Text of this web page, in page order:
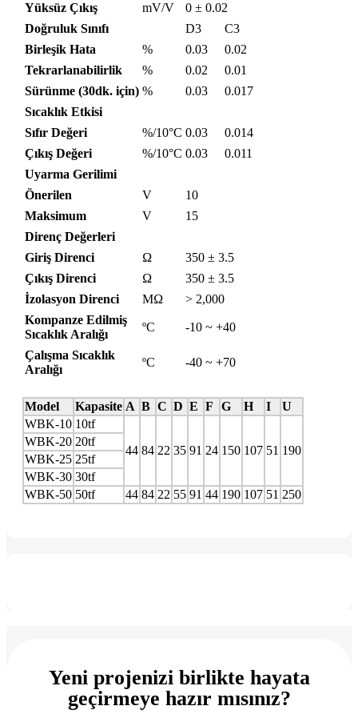
Yüksüz Çıkış
mV/V
0 ± 0.02
Doğruluk Sınıfı
D3
C3
Birleşik Hata
% 0.03
0.02
Tekrarlanabilirlik
% 0.02
0.01
Sürünme (30dk. için) % 0.03
0.017
Sıcaklık Etkisi
Sıfır Değeri
%/10°C 0.03
0.014
Çıkış Değeri
%/10°C 0.03
0.011
Uyarma Gerilimi
Önerilen
V
10
Maksimum
V
15
Direnç Değerleri
Giriş Direnci
Ω
350 ± 3.5
Çıkış Direnci
Ω
350 ± 3.5
İzolasyon Direnci
MΩ
> 2,000
Kompanze Edilmiş
Sıcaklık Aralığı
ºC -10 ~ +40
Çalışma Sıcaklık
Aralığı
ºC -40 ~ +70
Model Kapasite A B C D E F G H I
U
WBK-10 10tf
44 84 22 35 91 24 150 107 51 190
WBK-20 20tf
WBK-25 25tf
WBK-30 30tf
WBK-50 50tf 44 84 22 55 91 44 190 107 51 250
Yeni projenizi birlikte hayata
geçirmeye hazır mısınız?